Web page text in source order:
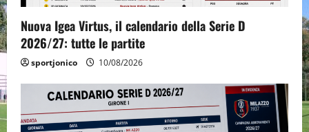
Nuova Igea Virtus, il calendario della Serie D
2026/27: tutte le partite
sportjonico 10/08/2026